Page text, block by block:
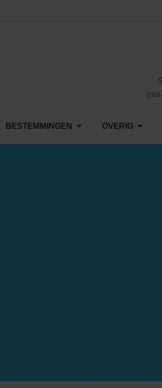
BESTEMMINGEN
Noord-Europa
OVERIG
Vacatures